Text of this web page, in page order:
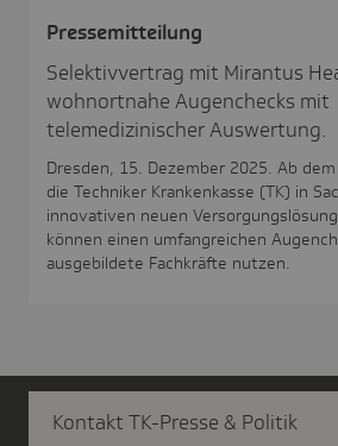
Pres­se­mit­tei­lung
Selektivvertrag mit Mirantus
wohnortnahe Augenchecks mit
telemedizinischer Auswertung.
Dresden, 15. Dezember 2025. Ab
die Techniker Krankenkasse (TK) in
innovativen neuen
können einen umfangreichen
ausgebildete Fachkräfte nutzen.
Kontakt TK-Presse & Politik